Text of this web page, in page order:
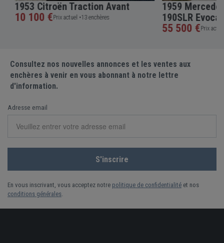
1953 Citroën Traction Avant
10 100 € Prix actuel •13 enchères
1959
190SLR
55 500 € Prix actuel •
Consultez nos nouvelles annonces et les ventes aux
enchères à venir en vous abonnant à notre lettre
d'information.
Adresse email
En vous inscrivant, vous acceptez notre politique de confidentialité et nos
conditions générales.